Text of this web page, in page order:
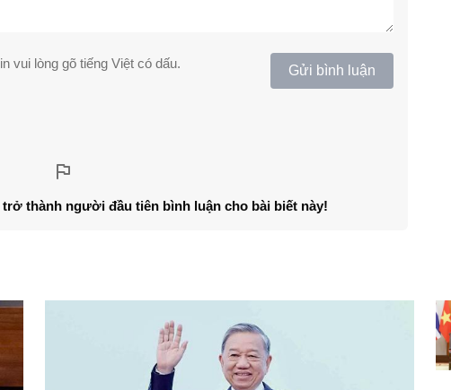
vui lòng gõ tiếng Việt có dấu. Gửi bình luận
thành người đầu tiên bình luận cho bài biết này!